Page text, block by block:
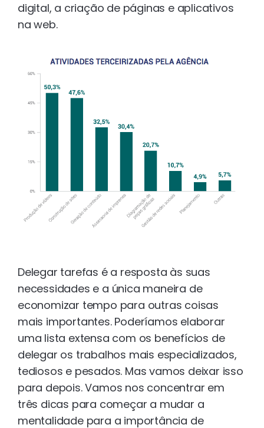
digital, a criação de páginas e aplicativos
na web.
Delegar tarefas é a resposta às suas
necessidades e a única maneira de
economizar tempo para outras coisas
mais importantes. Poderíamos elaborar
uma lista extensa com os benefícios de
delegar os trabalhos mais especializados,
tediosos e pesados. Mas vamos deixar isso
para depois. Vamos nos concentrar em
três dicas para começar a mudar a
mentalidade para a importância de